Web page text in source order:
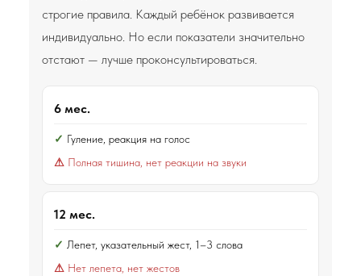
строгие правила. Каждый ребёнок развивается
индивидуально. Но если показатели значительно
отстают — лучше проконсультироваться.
6 мес.
Гуление, реакция на голос
Полная тишина, нет реакции на звуки
12 мес.
Лепет, указательный жест, 1–3 слова
Нет лепета, нет жестов